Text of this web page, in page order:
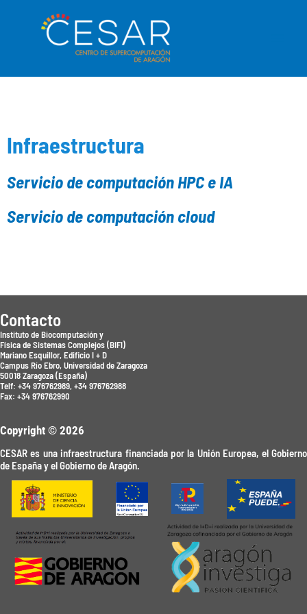
Infraestructura
Servicio de computación HPC e IA
Servicio de computación cloud
Contacto
Instituto de Biocomputación y
Física de Sistemas Complejos (BIFI)
Mariano Esquillor, Edificio I + D
Campus Río Ebro, Universidad de Zaragoza
50018 Zaragoza (España)
Telf: +34 976762989, +34 976762988
Fax: +34 976762990
Copyright © 2026
CESAR es una infraestructura financiada por la Unión Europea, el Gobierno
de España y el Gobierno de Aragón.